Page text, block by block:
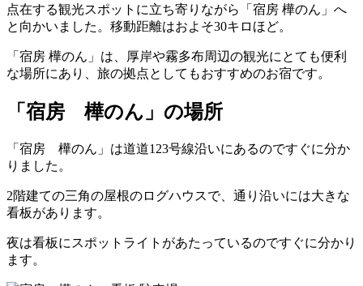
点在する観光スポットに立ち寄りながら「宿房 樺のん」へ
と向かいました。移動距離はおよそ30キロほど。
「宿房 樺のん」は、厚岸や霧多布周辺の観光にとても便利
な場所にあり、旅の拠点としてもおすすめのお宿です。
「宿房 樺のん」の場所
「宿房 樺のん」は道道123号線沿いにあるのですぐに分か
りました。
2階建ての三角の屋根のログハウスで、通り沿いには大きな
看板があります。
夜は看板にスポットライトがあたっているのですぐに分かり
ます。